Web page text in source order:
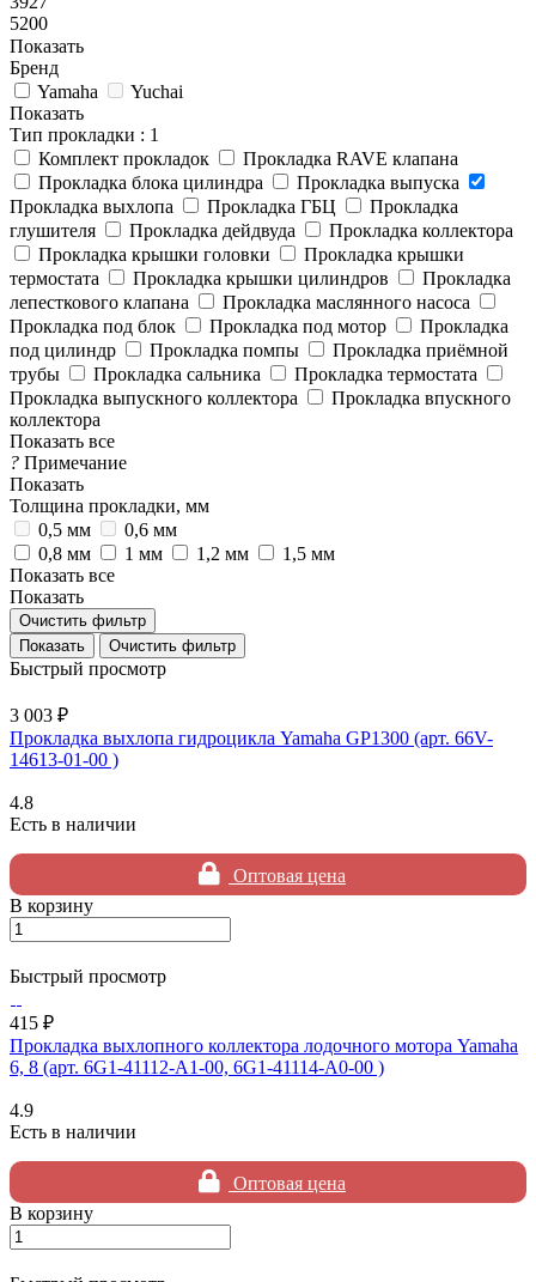
5200
Показать
Бренд
Yamaha
Yuchai
Показать
Тип прокладки : 1
Комплект прокладок
Прокладка RAVE клапана
Прокладка блока цилиндра
Прокладка выпуска
Прокладка выхлопа
Прокладка ГБЦ
Прокладка
глушителя
Прокладка дейдвуда
Прокладка коллектора
Прокладка крышки головки
Прокладка крышки
термостата
Прокладка крышки цилиндров
Прокладка
лепесткового клапана
Прокладка маслянного насоса
Прокладка под блок
Прокладка под мотор
Прокладка
под цилиндр
Прокладка помпы
Прокладка приёмной
трубы
Прокладка сальника
Прокладка термостата
Прокладка выпускного коллектора
Прокладка впускного
коллектора
Показать все
? Примечание
Показать
Толщина прокладки, мм
0,5 мм
0,6 мм
0,8 мм
1 мм 1,2 мм
1,5 мм
Показать все
Показать
Очистить фильтр
Очистить фильтр
Быстрый просмотр
3 003 ₽
Прокладка выхлопа гидроцикла Yamaha GP1300 (арт. 66V-
14613-01-00 )
4.8
Есть в наличии
Оптовая цена
В корзину
Быстрый просмотр
415 ₽
Прокладка выхлопного коллектора лодочного мотора Yamaha
6, 8 (арт. 6G1-41112-A1-00, 6G1-41114-A0-00 )
4.9
Есть в наличии
Оптовая цена
В корзину